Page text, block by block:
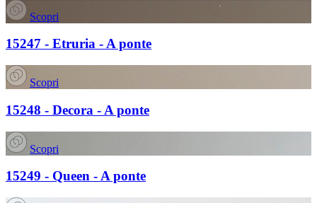
Scopri
15247 - Etruria - A ponte
Scopri
15248 - Decora - A ponte
Scopri
15249 - Queen - A ponte